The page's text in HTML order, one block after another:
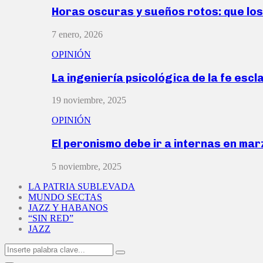
Horas oscuras y sueños rotos: que
7 enero, 2026
OPINIÓN
La ingeniería psicológica de la fe
19 noviembre, 2025
OPINIÓN
El peronismo debe ir a internas en
5 noviembre, 2025
LA PATRIA SUBLEVADA
MUNDO SECTAS
JAZZ Y HABANOS
“SIN RED”
JAZZ
Search
for:
Search